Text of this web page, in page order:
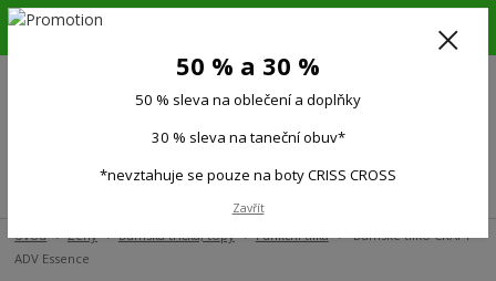
6.-16.8.26. DOVOLENÁ !!! 50 % SLEVA na všechno oblečení a doplňky !!!
(Po-Pá 9:00-15.00)
Úvod Ženy Dámská trička, topy Funkční tílka
Dámské tílko CRAFT
ADV Essence
50 % a 30 %
50 % sleva na oblečení a doplňky
30 % sleva na taneční obuv*
*nevztahuje se pouze na boty CRISS CROSS
Zavřít